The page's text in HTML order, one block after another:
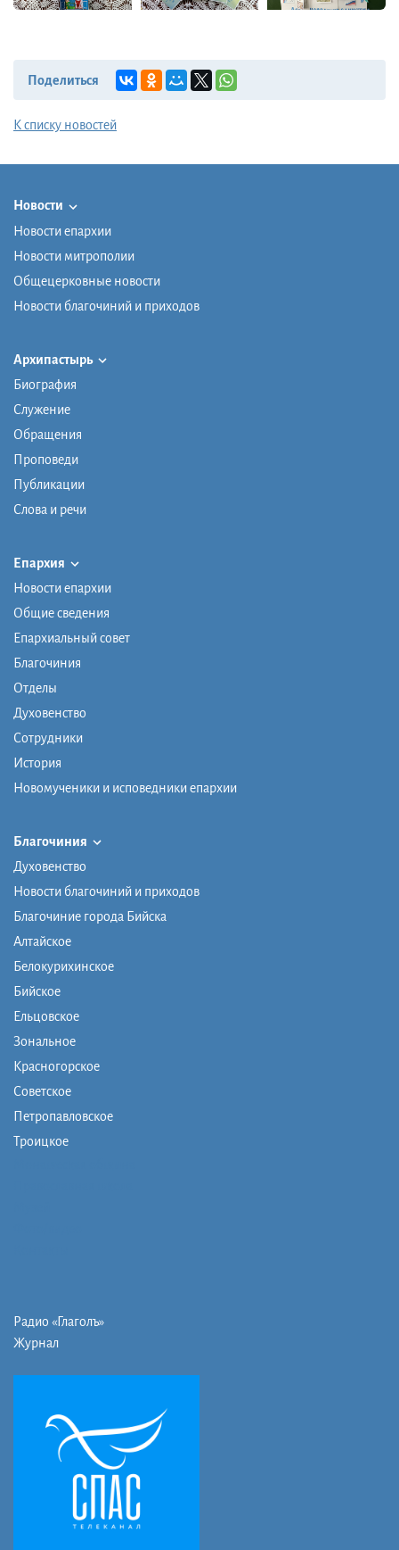
Поделиться
К списку новостей
Новости
Новости епархии
Новости митрополии
Общецерковные новости
Новости благочиний и приходов
Архипастырь
Биография
Служение
Обращения
Проповеди
Публикации
Слова и речи
Епархия
Новости епархии
Общие сведения
Епархиальный совет
Благочиния
Отделы
Духовенство
Сотрудники
История
Новомученики и исповедники епархии
Благочиния
Духовенство
Новости благочиний и приходов
Благочиние города Бийска
Алтайское
Белокурихинское
Бийское
Ельцовское
Зональное
Красногорское
Советское
Петропавловское
Троицкое
Радио «Глаголъ»
Журнал